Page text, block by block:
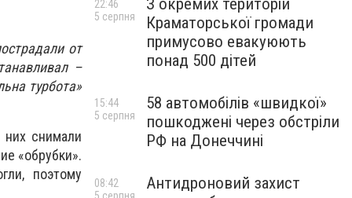
от
–
турбота»
них снимали
«обрубки».
поэтому
З окремих територій
Краматорської громади
примусово евакуюють
понад 500 дітей
22:46
5 серпня
58 автомобілів «швидкої»
пошкоджені через обстріли
РФ на Донеччині
15:44
5 серпня
Антидроновий захист
08:42